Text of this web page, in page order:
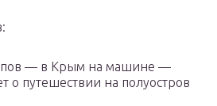
— в Крым на машине —
о путешествии на полуостров